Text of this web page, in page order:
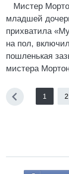
Мистер
младшей
прихватила
на пол,
пошленькая
мистера
1 2